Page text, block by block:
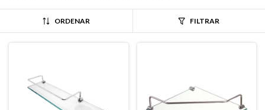
ORDENAR FILTRAR